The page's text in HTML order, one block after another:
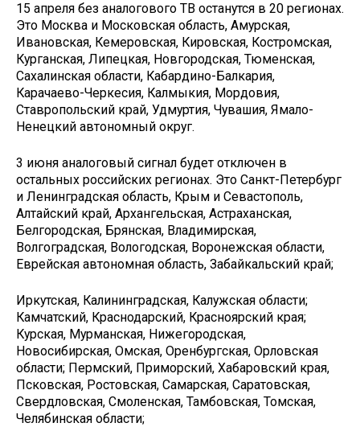
15 апреля без аналогового ТВ останутся в 20 регионах.
Это Москва и Московская область, Амурская,
Ивановская, Кемеровская, Кировская, Костромская,
Курганская, Липецкая, Новгородская, Тюменская,
Сахалинская области, Кабардино-Балкария,
Карачаево-Черкесия, Калмыкия, Мордовия,
Ставропольский край, Удмуртия, Чувашия, Ямало-
Ненецкий автономный округ.
3 июня аналоговый сигнал будет отключен в
остальных российских регионах. Это Санкт-Петербург
и Ленинградская область, Крым и Севастополь,
Алтайский край, Архангельская, Астраханская,
Белгородская, Брянская, Владимирская,
Волгоградская, Вологодская, Воронежская области,
Еврейская автономная область, Забайкальский край;
Иркутская, Калининградская, Калужская области;
Камчатский, Краснодарский, Красноярский края;
Курская, Мурманская, Нижегородская,
Новосибирская, Омская, Оренбургская, Орловская
области; Пермский, Приморский, Хабаровский края,
Псковская, Ростовская, Самарская, Саратовская,
Свердловская, Смоленская, Тамбовская, Томская,
Челябинская области;